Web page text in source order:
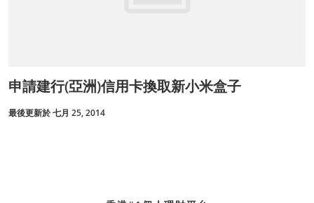
申請建行(亞洲)信用卡換取新小米盒子
最後更新於 七月 25, 2014